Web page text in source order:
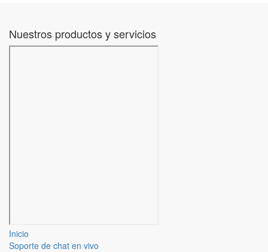
Nuestros productos y servicios
Inicio
Soporte de chat en vivo